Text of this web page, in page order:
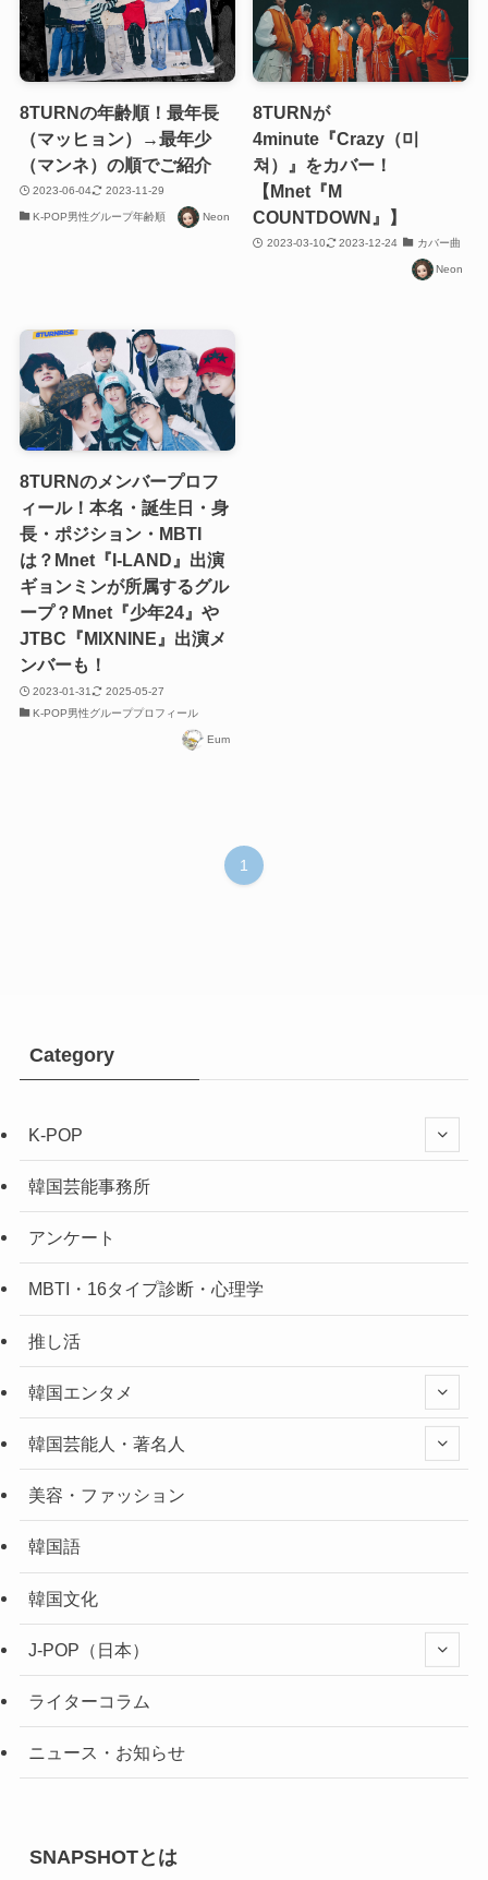
8TURNの年齢順！最年長
（マッヒョン）→最年少
（マンネ）の順でご紹介
2023-06-04 2023-11-29
K-POP男性グループ年齢順 Neon
8TURNが
4minute『Crazy（미
쳐）』をカバー！
【Mnet『M
COUNTDOWN』】
2023-03-10 2023-12-24 カバー曲
Neon
8TURNのメンバープロフ
ィール！本名・誕生日・身
長・ポジション・MBTI
は？Mnet『I-LAND』出演
ギョンミンが所属するグル
ープ？Mnet『少年24』や
JTBC『MIXNINE』出演メ
ンバーも！
2023-01-31
2025-05-27
K-POP男性グループプロフィール
Eum
1
Category
K-POP
韓国芸能事務所
アンケート
MBTI・16タイプ診断・心理学
推し活
韓国エンタメ
韓国芸能人・著名人
美容・ファッション
韓国語
韓国文化
J-POP（日本）
ライターコラム
ニュース・お知らせ
SNAPSHOTとは